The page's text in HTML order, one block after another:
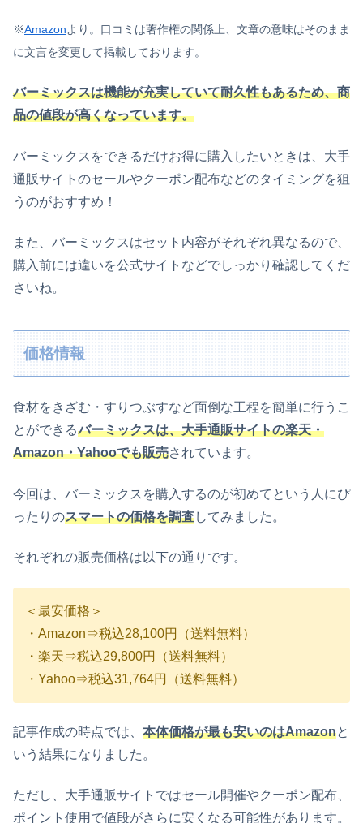
※Amazonより。 口コミは著作権の関係上、文章の意味はそのまま
に文言を変更して掲載しております。
バーミックスは機能が充実していて耐久性もあるため、商
品の値段が高くなっています。
バーミックスをできるだけお得に購入したいときは、大手
通販サイトのセールやクーポン配布などのタイミングを狙
うのがおすすめ！
また、バーミックスはセット内容がそれぞれ異なるので、
購入前には違いを公式サイトなどでしっかり確認してくだ
さいね。
価格情報
食材をきざむ・すりつぶすなど面倒な工程を簡単に行うこ
とができるバーミックスは、大手通販サイトの楽天・
Amazon・Yahooでも販売されています。
今回は、バーミックスを購入するのが初めてという人にぴ
ったりのスマートの価格を調査してみました。
それぞれの販売価格は以下の通りです。
＜最安価格＞
・Amazon⇒税込28,100円（送料無料）
・楽天⇒税込29,800円（送料無料）
・Yahoo⇒税込31,764円（送料無料）
記事作成の時点では、 本体価格が最も安いのはAmazonと
いう結果になりました。
ただし、大手通販サイトではセール開催やクーポン配布、
ポイント使用で値段がさらに安くなる可能性があります。